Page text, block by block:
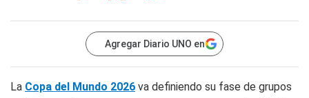
Agregar Diario UNO en
La Copa del Mundo 2026 va definiendo su fase de grupos